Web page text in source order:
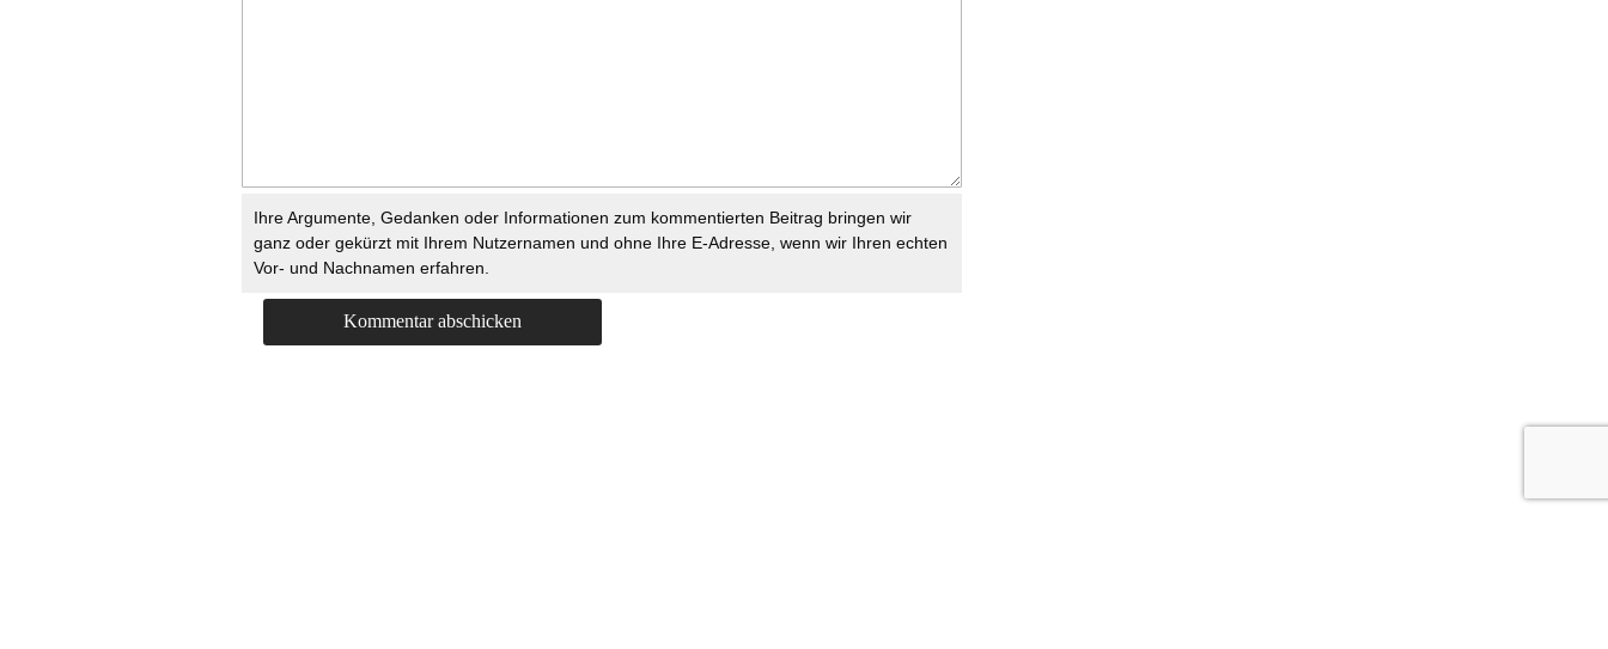
Ihre Argumente, Gedanken oder Informationen zum kommentierten Beitrag bringen wir
ganz oder gekürzt mit Ihrem Nutzernamen und ohne Ihre E-Adresse, wenn wir Ihren echten
Vor- und Nachnamen erfahren.